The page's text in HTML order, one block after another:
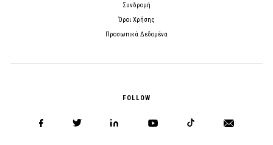
Συνδρομή
Όροι Χρήσης
Προσωπικά Δεδομένα
FOLLOW